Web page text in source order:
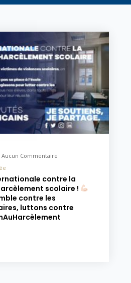
Aucun Commentaire
contre la
scolaire !
contre les
luttons contre